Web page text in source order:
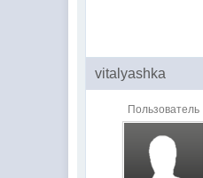
vitalyashka
Пользователь